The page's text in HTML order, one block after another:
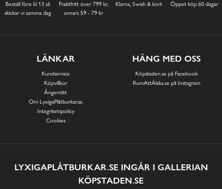
Beställ före kl 13 så
skickar vi samma dag
Fraktfritt över 799 kr,
annars 59 - 79 kr
Klarna, Swish & kort Öppet köp 60 dagar
LÄNKAR
Kundservice
Köpvillkor
Ångerrätt
Om LyxigaPlåtburkar.se
Integritetspolicy
Cookies
HÄNG MED OSS
Köpstaden.se på Facebook
RumAttÄlska.se på Instagram
LYXIGAPLÅTBURKAR.SE INGÅR I GALLERIAN
KÖPSTADEN.SE